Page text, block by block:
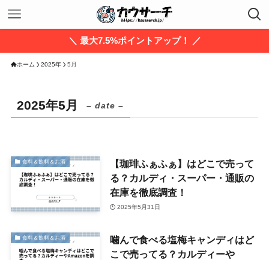
＼ 最大7.5%ポイントアップ！ ／
ホーム 2025年 5月
2025年5月 – date –
食料＆飲料＆お酒
【珈琲ふぁふぁ】はどこで売って
る？カルディ・スーパー・通販の
在庫を徹底調査！
2025年5月31日
食料＆飲料＆お酒
噛んで食べる塩梅キャンディはど
こで売ってる？カルディーや